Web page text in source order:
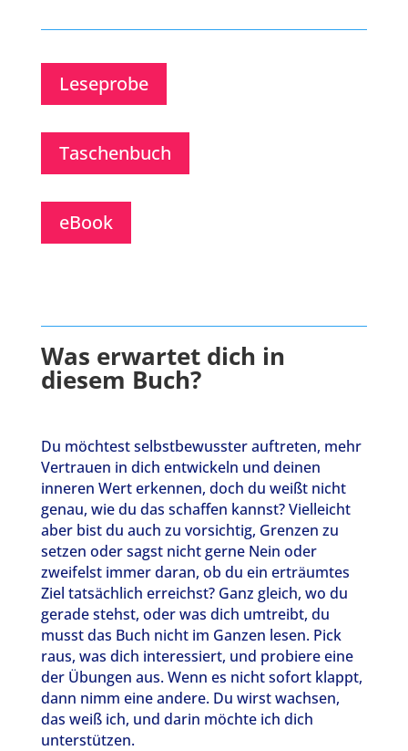
Leseprobe
Taschenbuch
eBook
Was erwartet dich in
diesem Buch?
Du möchtest selbstbewusster auftreten, mehr
Vertrauen in dich entwickeln und deinen
inneren Wert erkennen, doch du weißt nicht
genau, wie du das schaffen kannst? Vielleicht
aber bist du auch zu vorsichtig, Grenzen zu
setzen oder sagst nicht gerne Nein oder
zweifelst immer daran, ob du ein erträumtes
Ziel tatsächlich erreichst? Ganz gleich, wo du
gerade stehst, oder was dich umtreibt, du
musst das Buch nicht im Ganzen lesen. Pick
raus, was dich interessiert, und probiere eine
der Übungen aus. Wenn es nicht sofort klappt,
dann nimm eine andere. Du wirst wachsen,
das weiß ich, und darin möchte ich dich
unterstützen.